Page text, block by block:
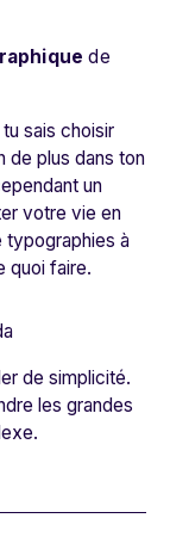
de
sais choisir
de plus dans ton
un
votre vie en
typographies à
quoi faire.
de simplicité.
les grandes